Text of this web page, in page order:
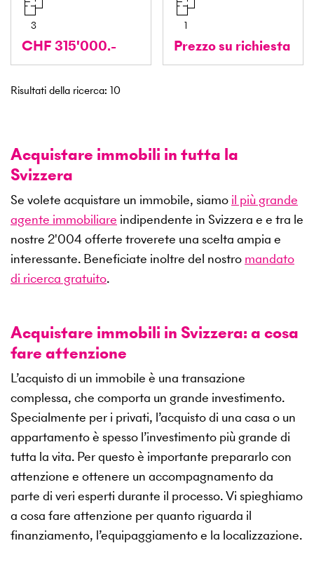
3
CHF 315'000.-
1
Prezzo su richiesta
Risultati della ricerca: 10
Acquistare immobili in tutta la
Svizzera
Se volete acquistare un immobile, siamo il più grande
agente immobiliare indipendente in Svizzera e e tra le
nostre 2'004offerte troverete una scelta ampia e
interessante. Beneficiate inoltre del nostro mandato
di ricerca gratuito.
Acquistare immobili in Svizzera: a cosa
fare attenzione
L’acquisto di un immobile è una transazione
complessa, che comporta un grande investimento.
Specialmente per i privati, l’acquisto di una casa o un
appartamento è spesso l’investimento più grande di
tutta la vita. Per questo è importante prepararlo con
attenzione e ottenere un accompagnamento da
parte di veri esperti durante il processo. Vi spieghiamo
a cosa fare attenzione per quanto riguarda il
finanziamento, l’equipaggiamento e la localizzazione.